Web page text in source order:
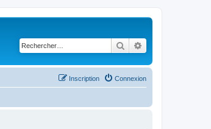
Rechercher
Connexion
Inscription